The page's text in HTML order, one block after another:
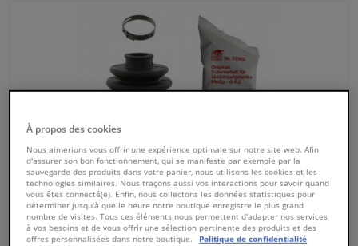
Pièces moteur & accessoires
Filtres & liquides
Bagages & transport
Fenêtres & accessoires
À propos des cookies
Nous aimerions vous offrir une expérience optimale sur notre site web. Afin
d'assurer son bon fonctionnement, qui se manifeste par exemple par la
sauvegarde des produits dans votre panier, nous utilisons les cookies et les
technologies similaires. Nous traçons aussi vos interactions pour savoir quand
vous êtes connecté(e). Enfin, nous collectons les données statistiques pour
déterminer jusqu'à quelle heure notre boutique enregistre le plus grand
nombre de visites. Tous ces éléments nous permettent d'adapter nos services
à vos besoins et de vous offrir une sélection pertinente des produits et des
offres personnalisées dans notre boutique.
Politique de confidentialité